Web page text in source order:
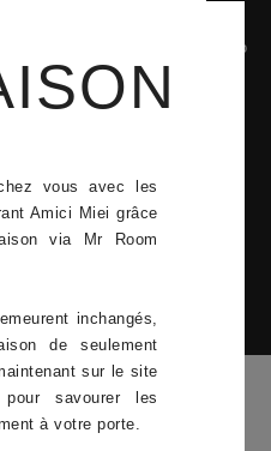
Jean-Charles Rey, 98000 Monaco
+377 92 05 92 14
Lundi - Dimanche
twenty Monaco 2023
vous avec les
Amici Miei grâce
via Mr Room
inchangés,
de seulement
sur le site
savourer les
à votre porte.